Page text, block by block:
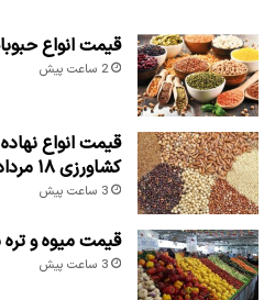
قیمت انواع حبوبات ۱۸ مرداد
2 ساعت پیش
قیمت انواع
کشاورزی ۱۸ مرداد ۱۴۰۵
3 ساعت پیش
قیمت میوه و تره بار ۱۸ مرداد
3 ساعت پیش